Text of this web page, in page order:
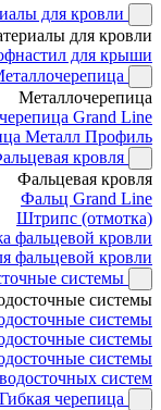
для кровли
для кровли
для крыши
Металлочерепица
Grand Line
Металл Профиль
кровля
Фальцевая кровля
Фальц Grand Line
Штрипс (отмотка)
фальцевой кровли
фальцевой кровли
системы
системы
системы
системы
системы
систем
Гибкая черепица